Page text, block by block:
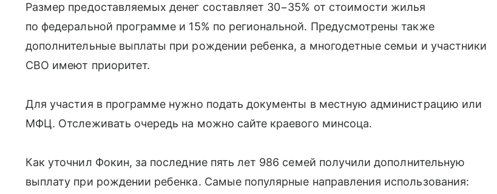
Размер предоставляемых денег составляет 30−35% от стоимости жилья
по федеральной программе и 15% по региональной. Предусмотрены также
дополнительные выплаты при рождении ребенка, а многодетные семьи и участники
СВО имеют приоритет.
Для участия в программе нужно подать документы в местную администрацию или
МФЦ. Отслеживать очередь на можно сайте краевого минсоца.
Как уточнил Фокин, за последние пять лет 986 семей получили дополнительную
выплату при рождении ребенка. Самые популярные направления использования: